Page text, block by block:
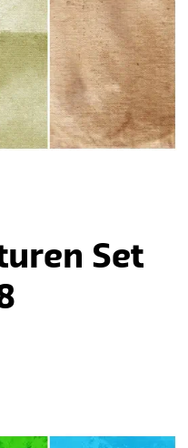
Set